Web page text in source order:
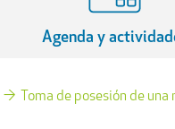
Agenda y
Toma de posesión de